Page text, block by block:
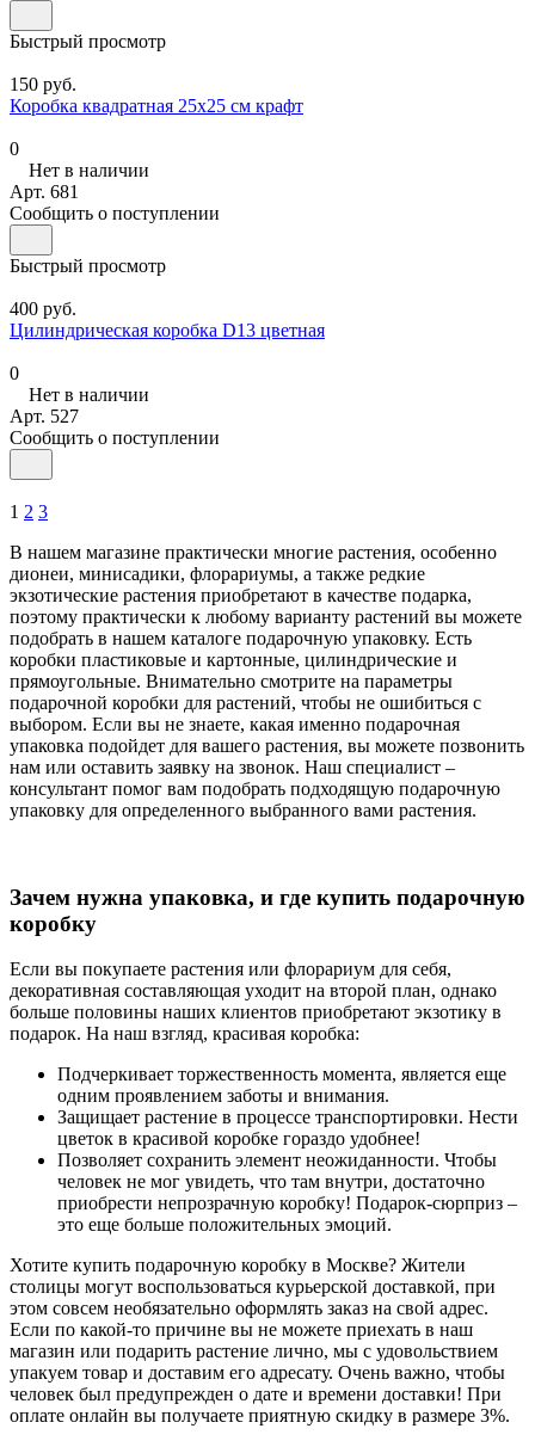
Быстрый просмотр
150 руб.
Коробка квадратная 25х25 см крафт
0
Нет в наличии
Арт. 681
Сообщить о поступлении
Быстрый просмотр
400 руб.
Цилиндрическая коробка D13 цветная
0
Нет в наличии
Арт. 527
Сообщить о поступлении
1 2 3
В нашем магазине практически многие растения, особенно
дионеи, минисадики, флорариумы, а также редкие
экзотические растения приобретают в качестве подарка,
поэтому практически к любому варианту растений вы можете
подобрать в нашем каталоге подарочную упаковку. Есть
коробки пластиковые и картонные, цилиндрические и
прямоугольные. Внимательно смотрите на параметры
подарочной коробки для растений, чтобы не ошибиться с
выбором. Если вы не знаете, какая именно подарочная
упаковка подойдет для вашего растения, вы можете позвонить
нам или оставить заявку на звонок. Наш специалист –
консультант помог вам подобрать подходящую подарочную
упаковку для определенного выбранного вами растения.
Зачем нужна упаковка, и где купить подарочную
коробку
Если вы покупаете растения или флорариум для себя,
декоративная составляющая уходит на второй план, однако
больше половины наших клиентов приобретают экзотику в
подарок. На наш взгляд, красивая коробка:
Подчеркивает торжественность момента, является еще
одним проявлением заботы и внимания.
Защищает растение в процессе транспортировки. Нести
цветок в красивой коробке гораздо удобнее!
Позволяет сохранить элемент неожиданности. Чтобы
человек не мог увидеть, что там внутри, достаточно
приобрести непрозрачную коробку! Подарок-сюрприз –
это еще больше положительных эмоций.
Хотите купить подарочную коробку в Москве? Жители
столицы могут воспользоваться курьерской доставкой, при
этом совсем необязательно оформлять заказ на свой адрес.
Если по какой-то причине вы не можете приехать в наш
магазин или подарить растение лично, мы с удовольствием
упакуем товар и доставим его адресату. Очень важно, чтобы
человек был предупрежден о дате и времени доставки! При
оплате онлайн вы получаете приятную скидку в размере 3%.